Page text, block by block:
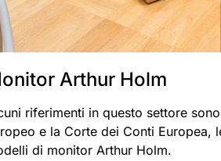
Arthur Holm
riferimenti in questo settore
e la Corte dei Conti
di monitor Arthur Holm.